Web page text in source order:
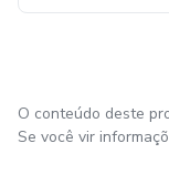
O conteúdo deste
Se você vir